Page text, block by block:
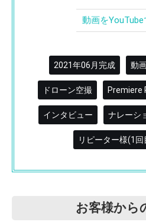
動画をYouTube
2021年06月完成 動
ドローン空撮 Premiere
インタビュー ナレーシ
リピーター様(1
お客様から